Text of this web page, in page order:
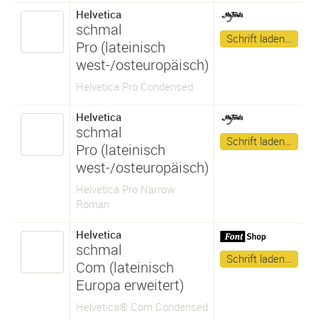
Helvetica
schmal
Pro (lateinisch
west-/osteuropäisch)
Helvetica Pro Condensed
Schrift laden…
Helvetica
schmal
Pro (lateinisch
west-/osteuropäisch)
Helvetica Pro Narrow
Roman
Schrift laden…
Helvetica
schmal
Com (lateinisch
Europa erweitert)
Helvetica® Com Condensed
Schrift laden…